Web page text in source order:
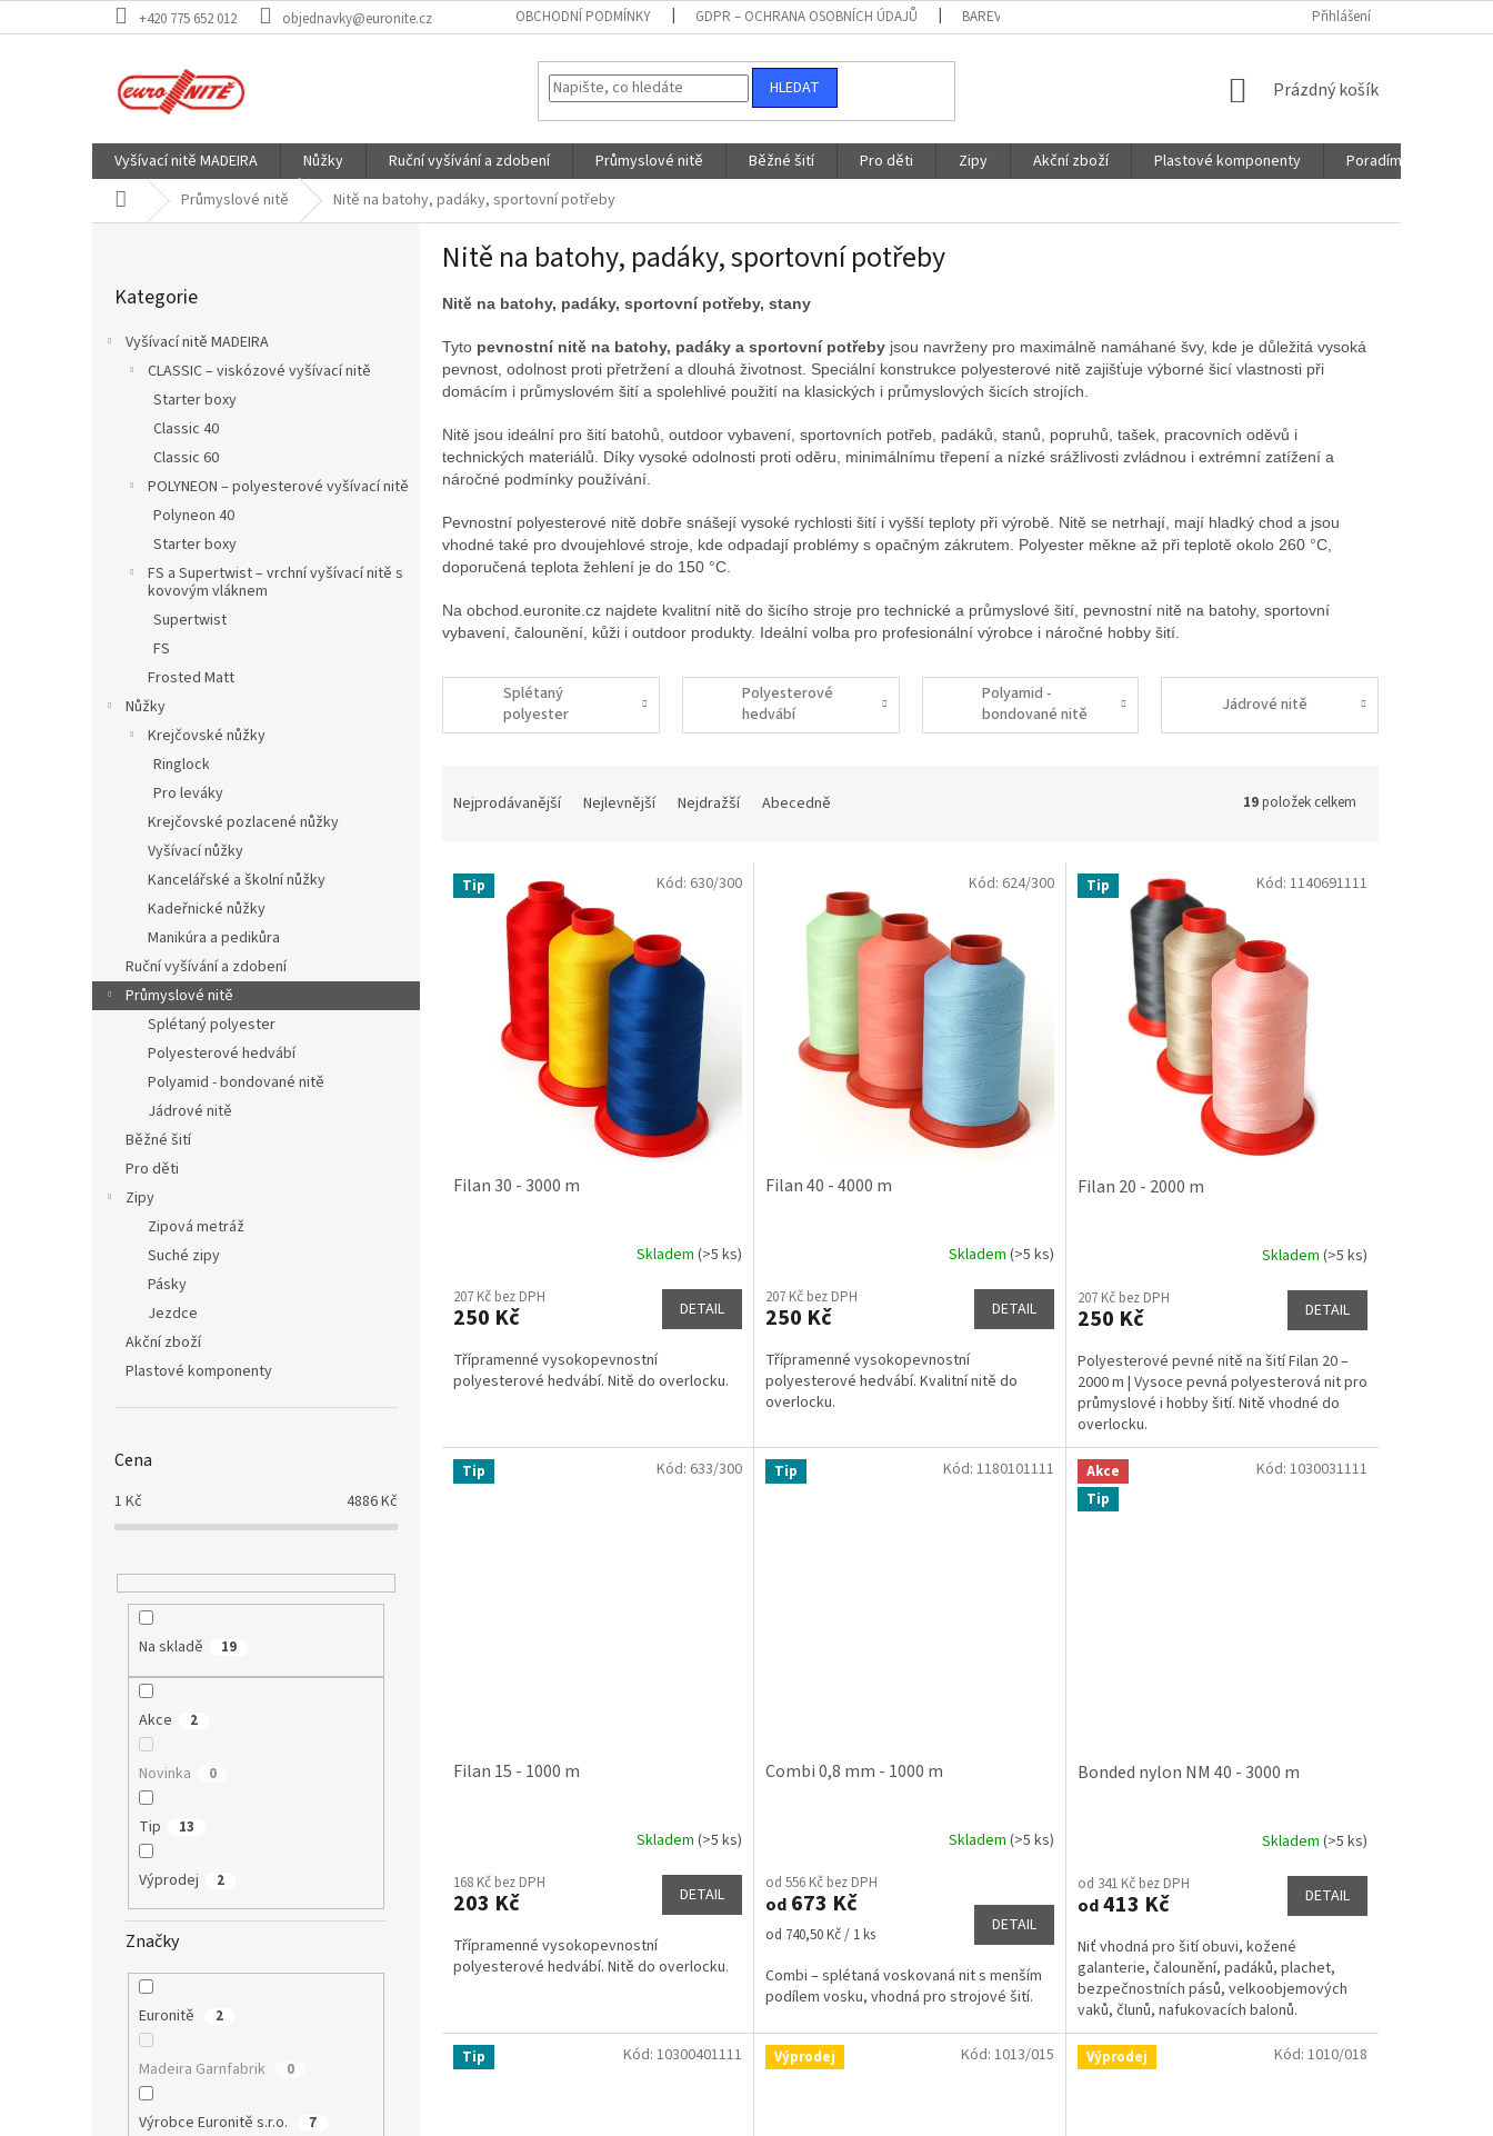
na
+420 775 652 012 objednavky@euronite.cz OBCHODNÍ PODMÍNKY GDPR – OCHRANA OSOBNÍCH ÚDAJŮ BAREVNICE Přihlášení
HLEDAT
NÁKUPNÍ
Prázdný košík
Vyšívací nitě MADEIRA Nůžky Ruční vyšívání a zdobení Průmyslové nitě Běžné šití Pro děti Zipy Akční zboží Plastové komponenty Poradíme Vám!
Domů Průmyslové nitě Nitě na batohy, padáky, sportovní potřeby
kategorie
Kategorie
Vyšívací nitě MADEIRA
CLASSIC – viskózové vyšívací nitě
Starter boxy
Classic 40
Classic 60
POLYNEON – polyesterové vyšívací nitě
Polyneon 40
Starter boxy
FS a Supertwist – vrchní vyšívací nitě s
kovovým vláknem
Supertwist
FS
Frosted Matt
Nůžky
Krejčovské nůžky
Ringlock
Pro leváky
Krejčovské pozlacené nůžky
Vyšívací nůžky
Kancelářské a školní nůžky
Kadeřnické nůžky
Manikúra a pedikůra
Ruční vyšívání a zdobení
Průmyslové nitě
Splétaný polyester
Polyesterové hedvábí
Polyamid - bondované nitě
Jádrové nitě
Běžné šití
Pro děti
Zipy
Zipová metráž
Suché zipy
Pásky
Jezdce
Akční zboží
Plastové komponenty
Cena
1 Kč 4886Kč
Na skladě 19
Akce 2
Novinka 0
Tip 13
Výprodej 2
Značky
Euronitě 2
Madeira Garnfabrik 0
Výrobce Euronitě s.r.o. 7
Nitě na batohy, padáky, sportovní potřeby
Nitě na batohy, padáky, sportovní potřeby, stany
Tyto pevnostní nitě na batohy, padáky a sportovní potřeby jsou navrženy pro maximálně namáhané švy, kde je důležitá vysoká
pevnost, odolnost proti přetržení a dlouhá životnost. Speciální konstrukce polyesterové nitě zajišťuje výborné šicí vlastnosti při
domácím i průmyslovém šití a spolehlivé použití na klasických i průmyslových šicích strojích.
Nitě jsou ideální pro šití batohů, outdoor vybavení, sportovních potřeb, padáků, stanů, popruhů, tašek, pracovních oděvů i
technických materiálů. Díky vysoké odolnosti proti oděru, minimálnímu třepení a nízké srážlivosti zvládnou i extrémní zatížení a
náročné podmínky používání.
Pevnostní polyesterové nitě dobře snášejí vysoké rychlosti šití i vyšší teploty při výrobě. Nitě se netrhají, mají hladký chod a jsou
vhodné také pro dvoujehlové stroje, kde odpadají problémy s opačným zákrutem. Polyester měkne až při teplotě okolo 260 °C,
doporučená teplota žehlení je do 150 °C.
Na obchod.euronite.cz najdete kvalitní nitě do šicího stroje pro technické a průmyslové šití, pevnostní nitě na batohy, sportovní
vybavení, čalounění, kůži i outdoor produkty. Ideální volba pro profesionální výrobce i náročné hobby šití.
Splétaný
polyester
Polyesterové
hedvábí
Polyamid -
bondované nitě
Jádrové nitě
Nejprodávanější Nejlevnější Nejdražší Abecedně 19položek celkem
Tip
Filan 30 - 3000 m
produktu
je
z
5
Skladem (>5 ks)
207 Kč bez DPH
250 Kč DETAIL
Třípramenné vysokopevnostní
polyesterové hedvábí. Nitě do overlocku.
Kód: 630/300
Filan 40 - 4000 m
produktu
je
z
5
hvězdiček.
Skladem (>5 ks)
207 Kč bez DPH
250 Kč DETAIL
Třípramenné vysokopevnostní
polyesterové hedvábí. Kvalitní nitě do
overlocku.
Kód: 624/300 Tip
Filan 20 - 2000 m
produktu
je
z
5
hvězdiček.
Skladem (>5 ks)
207 Kč bez DPH
250 Kč DETAIL
Polyesterové pevné nitě na šití Filan 20 –
2000 m | Vysoce pevná polyesterová nit pro
průmyslové i hobby šití. Nitě vhodné do
overlocku.
Kód: 1140691111
Tip
Filan 15 - 1000 m
produktu
je
z
5
Skladem (>5 ks)
168 Kč bez DPH
203 Kč DETAIL
Třípramenné vysokopevnostní
polyesterové hedvábí. Nitě do overlocku.
Kód: 633/300 Tip
Combi 0,8 mm - 1000 m
produktu
je
4,7
5
hvězdiček.
Skladem (>5 ks)
od 556 Kč bez DPH
od673 Kč
Měrná
od 740,50 Kč / 1 ks DETAIL
Combi – splétaná voskovaná nit s menším
podílem vosku, vhodná pro strojové šití.
Kód: 1180101111
Akce
Tip
Bonded nylon NM 40 - 3000 m
produktu
je
z
5
hvězdiček.
Skladem (>5 ks)
od 341 Kč bez DPH
od413 Kč DETAIL
Niť vhodná pro šití obuvi, kožené
galanterie, čalounění, padáků, plachet,
bezpečnostních pásů, velkoobjemových
vaků, člunů, nafukovacích balonů.
Kód: 1030031111
Tip Kód: 10300401111 Výprodej Kód: 1013/015 Výprodej Kód: 1010/018